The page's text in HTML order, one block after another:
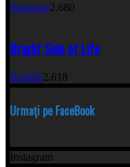
Solomun2.680
Bright Side of Life
Bastille2.618
Urmați pe FaceBook
Instagram